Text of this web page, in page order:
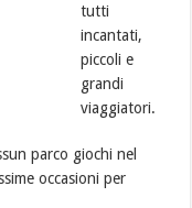
tutti
incantati,
piccoli e
grandi
viaggiatori.
parco giochi nel
occasioni per